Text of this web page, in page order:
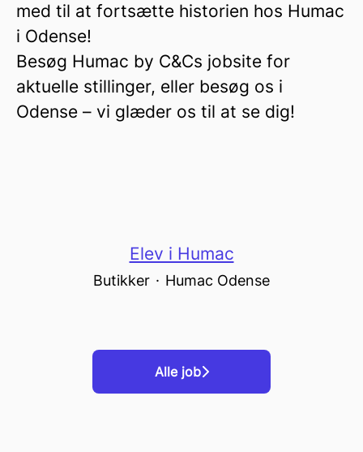
med til at fortsætte historien hos Humac
i Odense!
Besøg Humac by C&Cs jobsite for
aktuelle stillinger, eller besøg os i
Odense – vi glæder os til at se dig!
Elev i Humac
Butikker · Humac Odense
Alle job